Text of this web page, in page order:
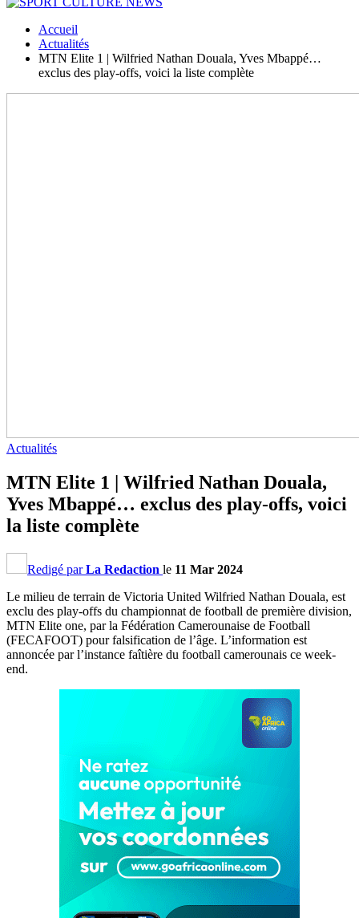
Accueil
Actualités
MTN Elite 1 | Wilfried Nathan Douala, Yves Mbappé…
exclus des play-offs, voici la liste complète
Actualités
MTN Elite 1 | Wilfried Nathan Douala,
Yves Mbappé… exclus des play-offs, voici
la liste complète
Redigé parLa Redaction le 11 Mar 2024
Le milieu de terrain de Victoria United Wilfried Nathan Douala, est
exclu des play-offs du championnat de football de première division,
MTN Elite one, par la Fédération Camerounaise de Football
(FECAFOOT) pour falsification de l’âge. L’information est
annoncée par l’instance faîtière du football camerounais ce week-
end.